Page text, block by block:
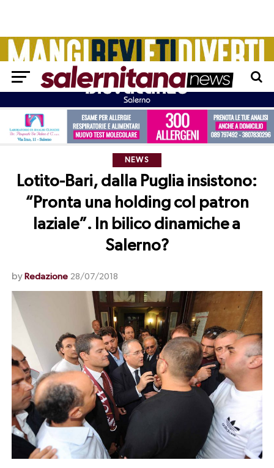
NEWS
Lotito-Bari, dalla Puglia insistono:
“Pronta una holding col patron
laziale”. In bilico dinamiche a
Salerno?
by Redazione 28/07/2018